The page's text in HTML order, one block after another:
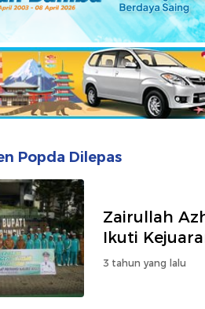
Popda Dilepas
Zairullah
Ikuti
3 tahun yang lalu